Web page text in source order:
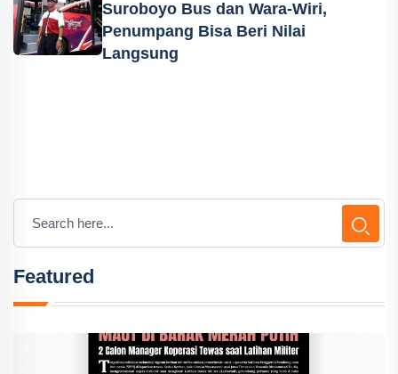
Suroboyo Bus dan Wara-Wiri,
Penumpang Bisa Beri Nilai
Langsung
Featured